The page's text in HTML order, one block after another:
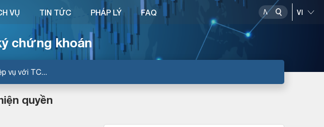
chứng khoán
vụ với TC...
VỤ TIN TỨC PHÁP LÝ FAQ
quyền